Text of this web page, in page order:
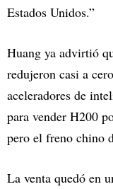
Estados Unidos.”
Huang ya advirtió
redujeron casi a
aceleradores de
para vender H200
pero el freno chino
La venta quedó en